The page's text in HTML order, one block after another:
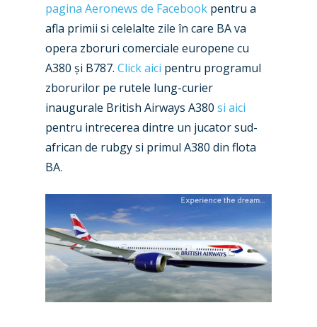
pagina Aeronews de Facebook pentru a
afla primii si celelalte zile în care BA va
opera zboruri comerciale europene cu
A380 și B787. Click aici pentru programul
zborurilor pe rutele lung-curier
inaugurale British Airways A380 si aici
pentru intrecerea dintre un jucator sud-
african de rubgy si primul A380 din flota
BA.
New Routes
Industry
Accidents / Incidents
Airshows
Paris 2025
Farnborough 2024
Paris 2023
Farnborough 2022
Dubai 2019
Military
Trip Reports
Marketplace
Jobs